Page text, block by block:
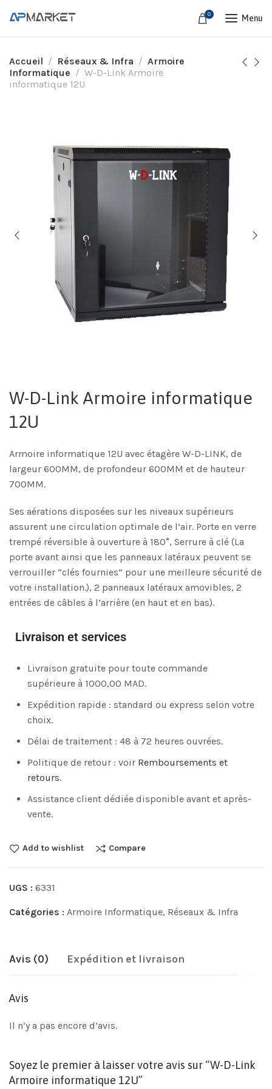
0 Menu
Accueil Réseaux & Infra
Armoire
Informatique
W-D-Link Armoire
informatique 12U
W-D-Link Armoire informatique
12U
Armoire informatique 12U avec étagère W-D-LINK, de
largeur 600MM, de profondeur 600MM et de hauteur
700MM.
Ses aérations disposées sur les niveaux supérieurs
assurent une circulation optimale de l’air. Porte en verre
trempé réversible à ouverture à 180°, Serrure à clé (La
porte avant ainsi que les panneaux latéraux peuvent se
verrouiller “clés fournies” pour une meilleure sécurité de
votre installation.), 2 panneaux latéraux amovibles, 2
entrées de câbles à l’arrière (en haut et en bas).
Livraison et services
Livraison gratuite pour toute commande
supérieure à 1000,00 MAD.
Expédition rapide : standard ou express selon votre
choix.
Délai de traitement : 48 à 72 heures ouvrées.
Politique de retour : voir Remboursements et
retours.
Assistance client dédiée disponible avant et après-
vente.
Add to wishlist Compare
UGS : 6331
Catégories : Armoire Informatique, Réseaux & Infra
Avis (0) Expédition et livraison
Avis
Il n’y a pas encore d’avis.
Soyez le premier à laisser votre avis sur “W-D-Link
Armoire informatique 12U”